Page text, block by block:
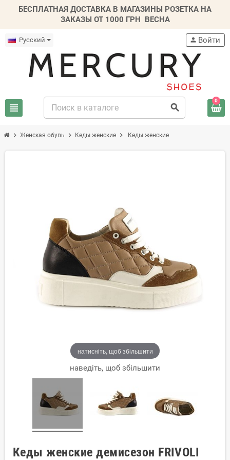
БЕСПЛАТНАЯ ДОСТАВКА В МАГАЗИНЫ РОЗЕТКА НА
ЗАКАЗЫ ОТ 1000 ГРН ВЕСНА
Русский
view_headline search
person Войти
0
chevron_right Женская обувь chevron_right Кеды женские chevron_right Кеды женские
натисніть, щоб збільшити
наведіть, щоб збільшити
Кеды женские демисезон FRIVOLI